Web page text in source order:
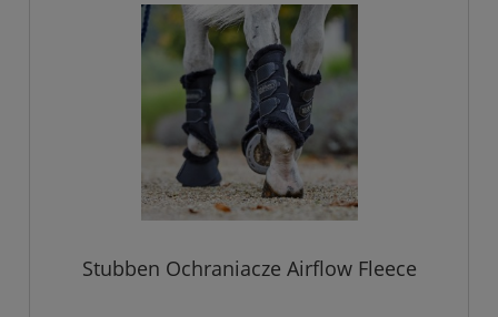
Stubben Ochraniacze Airflow Fleece